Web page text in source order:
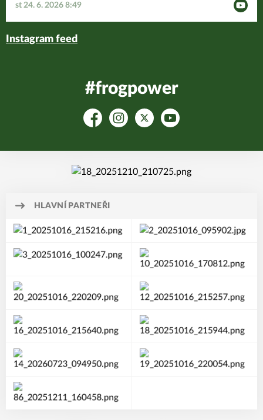
st 24. 6. 2026 8:49
Instagram feed
#frogpower
FacebookInstagramPlatform X
YouTube
HLAVNÍ PARTNEŘI